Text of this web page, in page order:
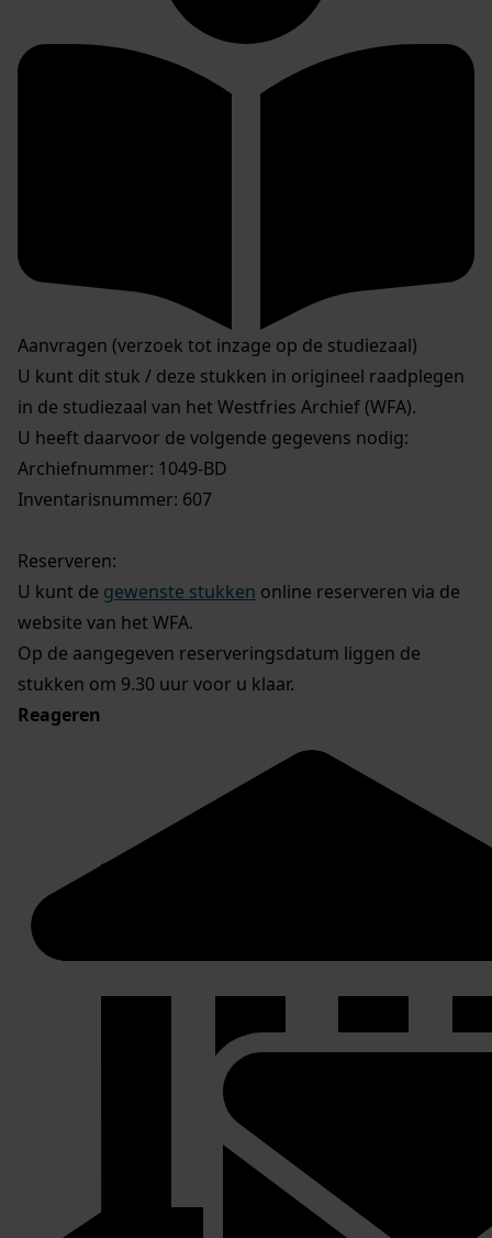
Aanvragen (verzoek tot inzage op de studiezaal)
U kunt dit stuk / deze stukken in origineel raadplegen
in de studiezaal van het Westfries Archief (WFA).
U heeft daarvoor de volgende gegevens nodig:
Archiefnummer: 1049-BD
Inventarisnummer: 607
Reserveren:
U kunt de gewenste stukken online reserveren via de
website van het WFA.
Op de aangegeven reserveringsdatum liggen de
stukken om 9.30 uur voor u klaar.
Reageren